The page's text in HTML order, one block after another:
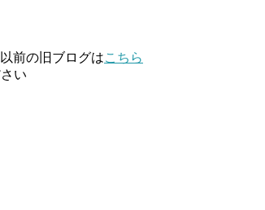
前の旧ブログはこちら
い